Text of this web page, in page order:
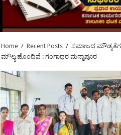
Home / Recent Posts / ಸಮಾಜದ
ಮೌಲ್ಯ ಹೊಂದಿವೆ : ಗಂಗಾಧರ ಮನ್ನಾಪೂರ